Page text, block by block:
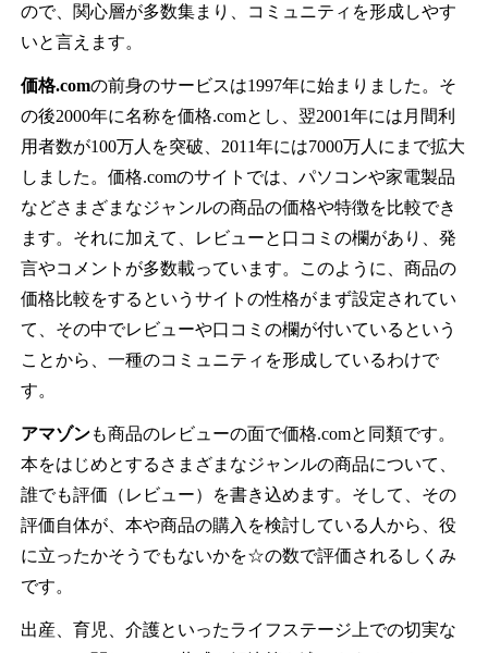
ので、関心層が多数集まり、コミュニティを形成しやす
いと言えます。
価格.comの前身のサービスは1997年に始まりました。そ
の後2000年に名称を価格.comとし、翌2001年には月間利
用者数が100万人を突破、2011年には7000万人にまで拡大
しました。価格.comのサイトでは、パソコンや家電製品
などさまざまなジャンルの商品の価格や特徴を比較でき
ます。それに加えて、レビューと口コミの欄があり、発
言やコメントが多数載っています。このように、商品の
価格比較をするというサイトの性格がまず設定されてい
て、その中でレビューや口コミの欄が付いているという
ことから、一種のコミュニティを形成しているわけで
す。
アマゾンも商品のレビューの面で価格.comと同類です。
本をはじめとするさまざまなジャンルの商品について、
誰でも評価（レビュー）を書き込めます。そして、その
評価自体が、本や商品の購入を検討している人から、役
に立ったかそうでもないかを☆の数で評価されるしくみ
です。
出産、育児、介護といったライフステージ上での切実な